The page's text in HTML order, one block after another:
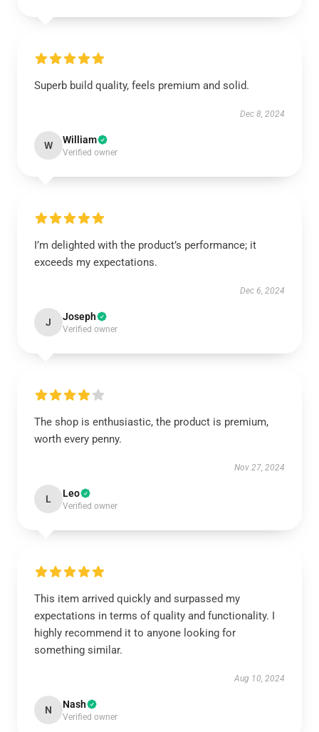
Superb build quality, feels premium and solid.
Dec 8, 2024
W William
Verified owner
I’m delighted with the product’s performance; it
exceeds my expectations.
Dec 6, 2024
J Joseph
Verified owner
The shop is enthusiastic, the product is premium,
worth every penny.
Nov 27, 2024
L Leo
Verified owner
This item arrived quickly and surpassed my
expectations in terms of quality and functionality. I
highly recommend it to anyone looking for
something similar.
Aug 10, 2024
N Nash
Verified owner